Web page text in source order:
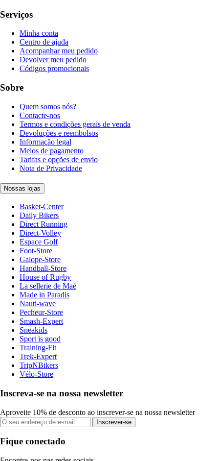
Serviços
Minha conta
Centro de ajuda
Acompanhar meu pedido
Devolver meu pedido
Códigos promocionais
Sobre
Quem somos nós?
Contacte-nos
Termos e condições gerais de venda
Devoluções e reembolsos
Informação legal
Meios de pagamento
Tarifas e opções de envio
Nota de Privacidade
Nossas lojas
Basket-Center
Daily Bikers
Direct Running
Direct-Volley
Espace Golf
Foot-Store
Galope-Store
Handball-Store
House of Rugby
La sellerie de Maé
Made in Paradis
Nauti-wave
Pecheur-Store
Smash-Expert
Sneakids
Sport is good
Training-Fit
Trek-Expert
TripNBikers
Vélo-Store
Inscreva-se na nossa newsletter
Aproveite 10% de desconto ao inscrever-se na nossa newsletter
Inscrever-se
Fique conectado